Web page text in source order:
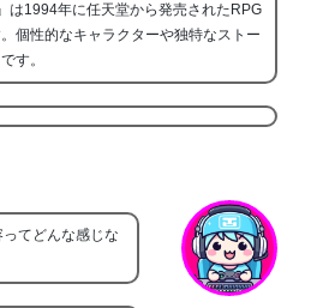
は1994年に任天堂から発売されたRPG
個性的なキャラクターや独特なストー
す。
てどんな感じな